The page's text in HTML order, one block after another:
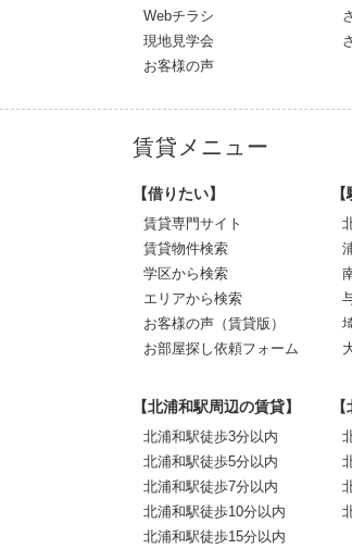
Webチラシ
現地見学会
お客様の声
賃貸メニュー
【借りたい】
賃貸専門サイト
賃貸物件検索
学区から検索
エリアから検索
お客様の声（賃貸版）
お部屋探し依頼フォーム
【北浦和駅周辺の賃貸】
北浦和駅徒歩3分以内
北浦和駅徒歩5分以内
北浦和駅徒歩7分以内
北浦和駅徒歩10分以内
北浦和駅徒歩15分以内